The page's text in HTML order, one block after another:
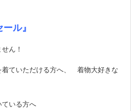
ル』
ん！
着ていただける方へ、 着物大好きな
ている方へ